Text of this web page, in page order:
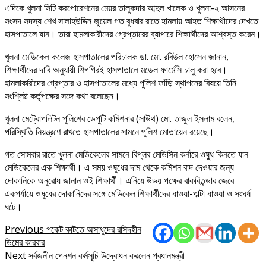
এদিকে খুলনা সিটি করপোরেশনের মেয়র তালুকদার আব্দুল খালেক ও খুলনা-২ আসনের
সংসদ সদস্য শেখ সালাহউদ্দিন জুয়েল গত বুধবার রাতে হামলায় আহত শিক্ষার্থীদের দেখতে
হাসপাতালে যান। তারা হামলাকারীদের গ্রেপ্তারের ব্যাপারে শিক্ষার্থীদের আশ্বস্ত করেন।
খুলনা মেডিকেল কলেজ হাসপাতালের পরিচালক ডা. মো. রবিউল হোসেন জানান,
শিক্ষার্থীদের দাবি অনুযায়ী শিগগিরই হাসপাতালে মডেল ফার্মেসি চালু করা হবে।
হামলাকারীদের গ্রেপ্তার ও হাসপাতালের মধ্যে পুলিশ ফাঁড়ি স্থাপনের বিষয়ে তিনি
সংশ্লিষ্ট কর্তৃপক্ষের সঙ্গে কথা বলেছেন।
খুলনা মেট্রোপলিটন পুলিশের ডেপুটি কমিশনার (সাউথ) মো. তাজুল ইসলাম বলেন,
পরিস্থিতি নিয়ন্ত্রণে রাখতে হাসপাতালের সামনে পুলিশ মোতায়েন রয়েছে।
গত সোমবার রাতে খুলনা মেডিকেলের সামনে বিপ্লব মেডিসিন কর্নারে ওষুধ কিনতে যান
মেডিকেলের এক শিক্ষার্থী। এ সময় ওষুধের দাম থেকে কমিশন বাদ দেওয়ার জন্য
দোকানিকে অনুরোধ জানান ওই শিক্ষার্থী। এনিয়ে উভয় পক্ষের বাকবিতন্ডার জেরে
একপর্যায়ে ওষুধের দোকানিদের সঙ্গে মেডিকেল শিক্ষার্থীদের ধাওয়া-পাল্টা ধাওয়া ও সংঘর্ষ
ঘটে।
Post
navigation
Previous পকেট কাটতে অসাধুদের রসিদহীন
ডিমের কারবার
Nextসর্বজনীন পেনশন কর্মসূচি উদ্বোধন করলেন প্রধানমন্ত্রী